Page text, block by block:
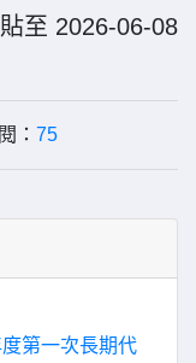
至 2026-06-08
： 75
第一次長期代